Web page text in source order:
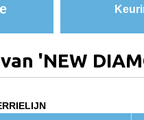
paspoort
Praktijken
'NEW